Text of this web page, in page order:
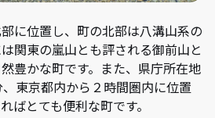
に位置し、町の北部は八溝山系の
関東の嵐山とも評される御前山と
豊かな町です。また、県庁所在地
東京都内から２時間圏内に位置
ばとても便利な町です。